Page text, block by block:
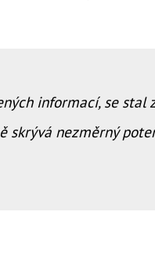
informací, se stal
skrývá nezměrný